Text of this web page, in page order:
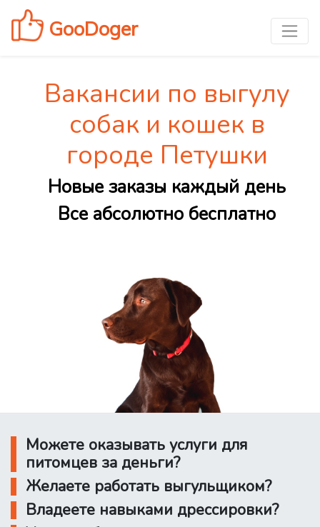
GooDoger
Вакансии по выгулу
собак и кошек в
городе Петушки
Новые заказы каждый день
Все абсолютно бесплатно
Можете оказывать услуги для
питомцев за деньги?
Желаете работать выгульщиком?
Владеете навыками дрессировки?